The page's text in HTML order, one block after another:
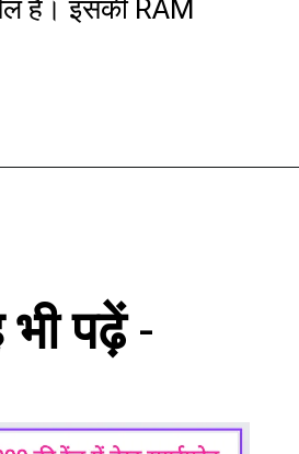
है। इसकी RAM
पढ़ें-